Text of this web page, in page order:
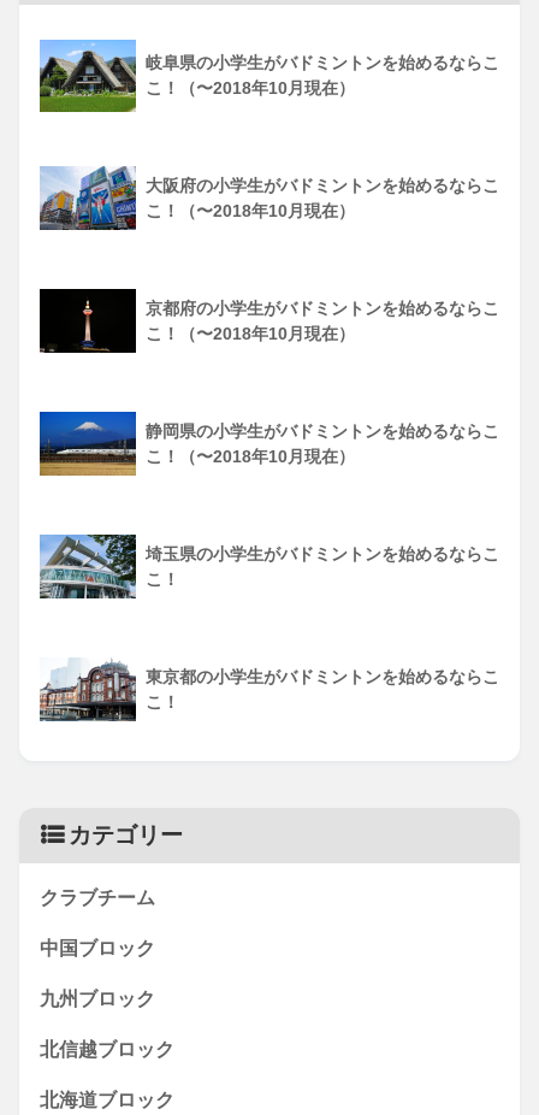
岐阜県の小学生がバドミントンを始めるならこ
こ！（〜2018年10月現在）
大阪府の小学生がバドミントンを始めるならこ
こ！（〜2018年10月現在）
京都府の小学生がバドミントンを始めるならこ
こ！（〜2018年10月現在）
静岡県の小学生がバドミントンを始めるならこ
こ！（〜2018年10月現在）
埼玉県の小学生がバドミントンを始めるならこ
こ！
東京都の小学生がバドミントンを始めるならこ
こ！
カテゴリー
クラブチーム
中国ブロック
九州ブロック
北信越ブロック
北海道ブロック